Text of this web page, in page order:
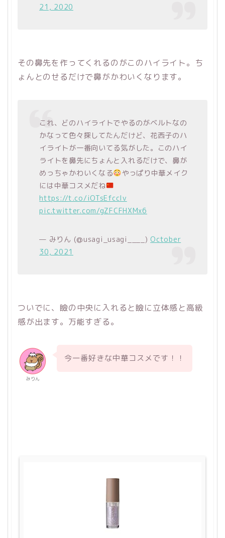
21, 2020
その鼻先を作ってくれるのがこのハイライト。ち
ょんとのせるだけで鼻がかわいくなります。
これ、どのハイライトでやるのがベルトなの
かなって色々探してたんだけど、花西子のハ
イライトが一番向いてる気がした。このハイ
ライトを鼻先にちょんと入れるだけで、鼻が
めっちゃかわいくなる
やっぱり中華メイク
には中華コスメだね
https://t.co/iOTsEfccIv
pic.twitter.com/gZFCFHXMx6
— みりん (@usagi_usagi____) October
30, 2021
ついでに、瞼の中央に入れると瞼に立体感と高級
感が出ます。万能すぎる。
みりん
今一番好きな中華コスメです！！